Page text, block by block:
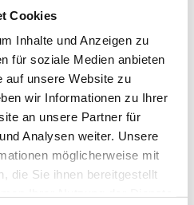
Cookies
Inhalte und Anzeigen zu
für soziale Medien anbieten
auf unsere Website zu
wir Informationen zu Ihrer
an unsere Partner für
Analysen weiter. Unsere
möglicherweise mit
die Sie ihnen bereitgestellt
in Frastanz
Au
Felsenau